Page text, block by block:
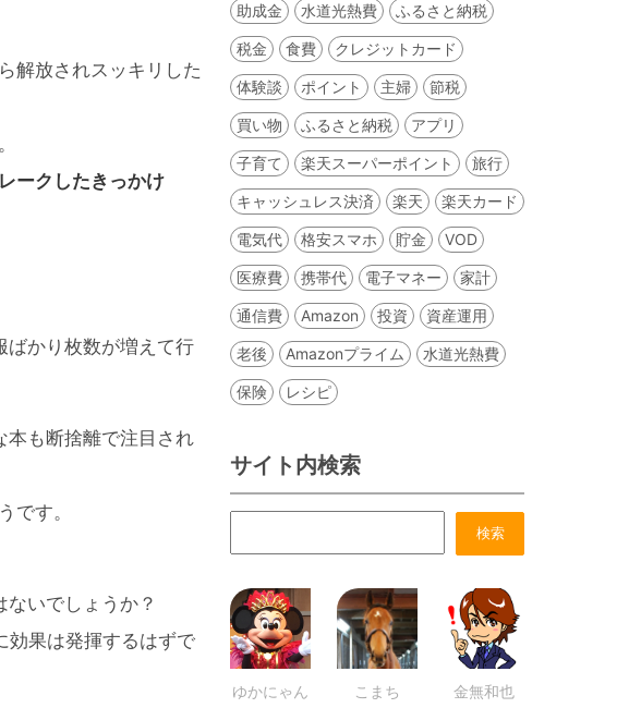
解放されスッキリした
ークしたきっかけ
ばかり枚数が増えて行
本も断捨離で注目され
です。
ないでしょうか？
効果は発揮するはずで
助成金 水道光熱費 ふるさと納税
税金 食費 クレジットカード
体験談 ポイント 主婦 節税
買い物 ふるさと納税 アプリ
子育て 楽天スーパーポイント 旅行
キャッシュレス決済 楽天 楽天カード
電気代 格安スマホ 貯金 VOD
医療費 携帯代 電子マネー 家計
通信費 Amazon 投資 資産運用
老後 Amazonプライム 水道光熱費
保険 レシピ
サイト内検索
ゆかにゃん こまち 金無和也